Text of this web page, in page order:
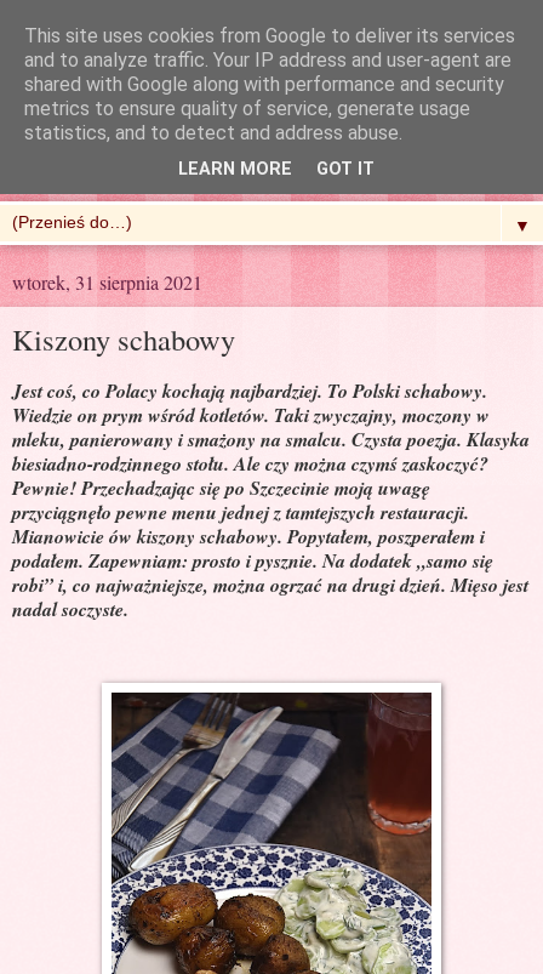
R'n'G Kitchen
▼
wtorek, 31 sierpnia 2021
Kiszony schabowy
Jest coś, co Polacy kochają najbardziej. To Polski schabowy.
Wiedzie on prym wśród kotletów. Taki zwyczajny, moczony w
mleku, panierowany i smażony na smalcu. Czysta poezja. Klasyka
biesiadno-rodzinnego stołu. Ale czy można czymś zaskoczyć?
Pewnie! Przechadzając się po Szczecinie moją uwagę
przyciągnęło pewne menu jednej z tamtejszych restauracji.
Mianowicie ów kiszony schabowy. Popytałem, poszperałem i
podałem. Zapewniam: prosto i pysznie. Na dodatek „samo się
robi” i, co najważniejsze, można ogrzać na drugi dzień. Mięso jest
nadal soczyste.
This site uses cookies from Google to deliver its services
and to analyze traffic. Your IP address and user-agent are
shared with Google along with performance and security
metrics to ensure quality of service, generate usage
statistics, and to detect and address abuse.
LEARN MORE GOT IT